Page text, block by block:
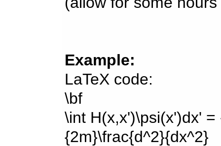
Example:
LaTeX code:
\bf
\int H(x,x')\psi(x')dx'
{2m}\frac{d^2}{dx^2}